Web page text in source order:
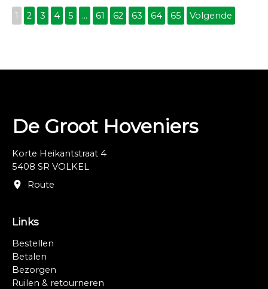
1 2 3 4 5 ... 61 62 63 64 65 Volgende
De Groot Hoveniers
Korte Heikantstraat 4
5408 SR VOLKEL
Route
Links
Bestellen
Betalen
Bezorgen
Ruilen & retourneren